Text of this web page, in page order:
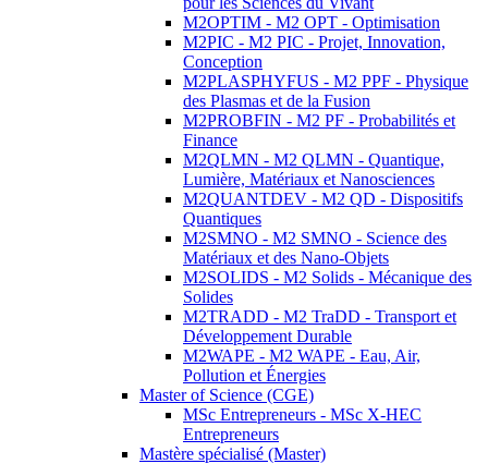
M2OPTIM - M2 OPT - Optimisation
M2PIC - M2 PIC - Projet, Innovation,
Conception
M2PLASPHYFUS - M2 PPF - Physique
des Plasmas et de la Fusion
M2PROBFIN - M2 PF - Probabilités et
Finance
M2QLMN - M2 QLMN - Quantique,
Lumière, Matériaux et Nanosciences
M2QUANTDEV - M2 QD - Dispositifs
Quantiques
M2SMNO - M2 SMNO - Science des
Matériaux et des Nano-Objets
M2SOLIDS - M2 Solids - Mécanique des
Solides
M2TRADD - M2 TraDD - Transport et
Développement Durable
M2WAPE - M2 WAPE - Eau, Air,
Pollution et Énergies
Master of Science (CGE)
MSc Entrepreneurs - MSc X-HEC
Entrepreneurs
Mastère spécialisé (Master)